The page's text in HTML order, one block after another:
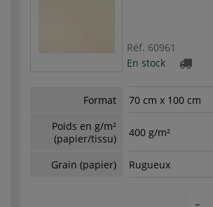
Réf. 60961
En stock
Format
70 cm x 100 cm
Poids en g/m²
(papier/tissu)
400 g/m²
Grain (papier) Rugueux
-